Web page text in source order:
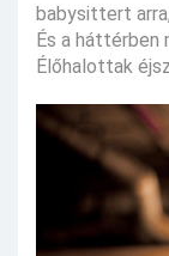
babysittert
És a háttérben
Élőhalottak